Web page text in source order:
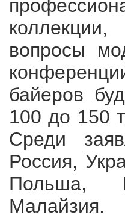
вопросы
байеров
100 до 150
Среди
Россия,
Польша,
Малайзия.